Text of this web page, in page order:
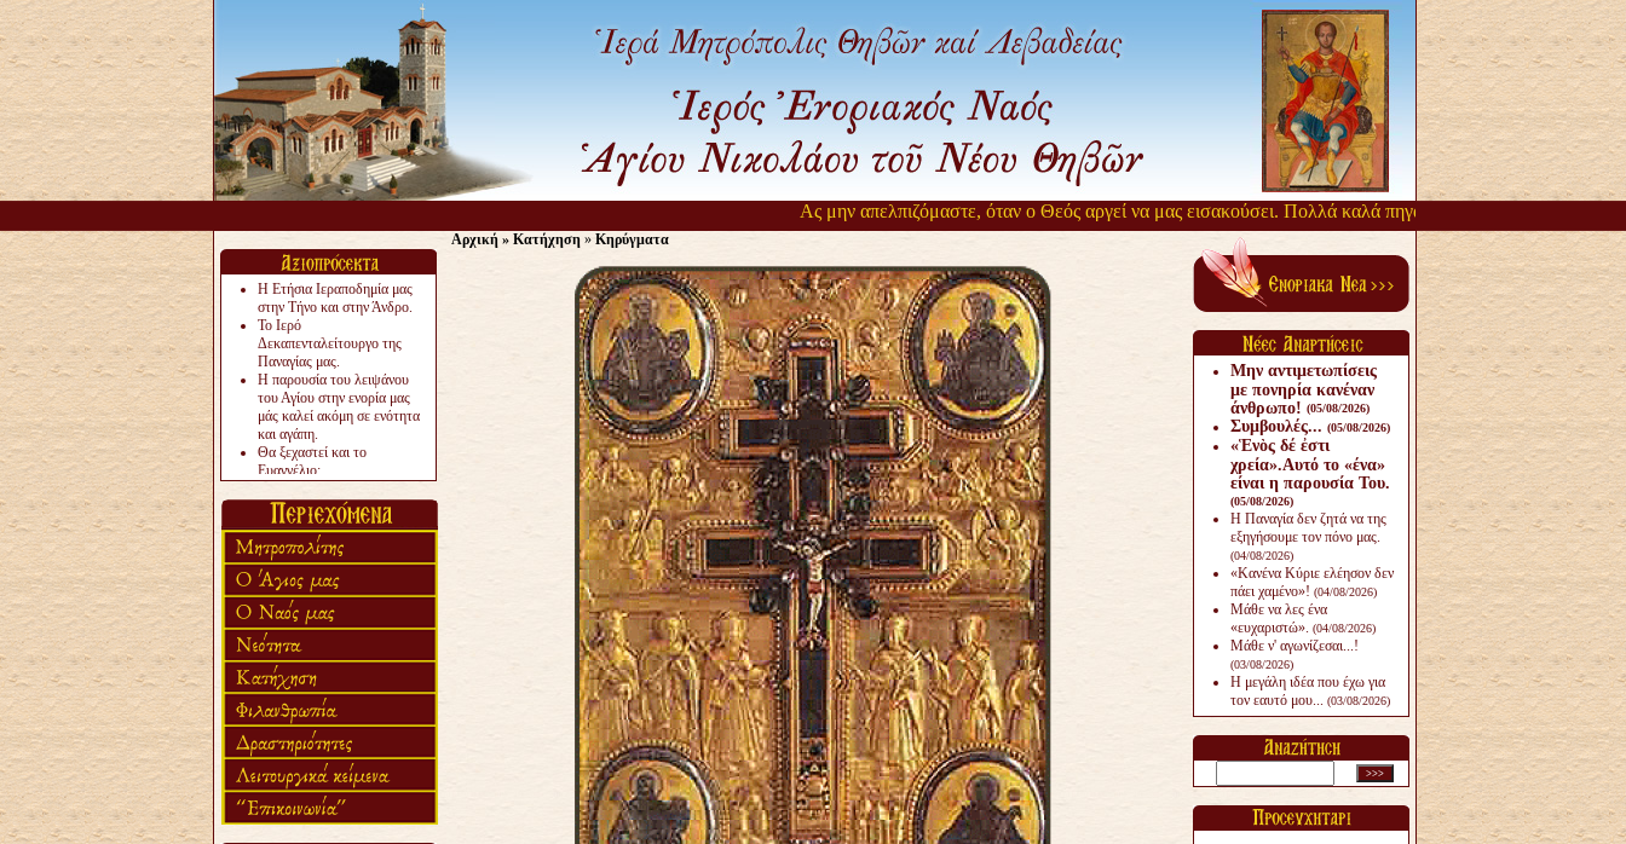
Ας μην απελπιζόμαστε, όταν ο Θεός αργεί να μας εισακούσει. Πολλά καλά πηγάζουν, από την αργοπορία
Η Ετήσια Ιεραποδημία μας
στην Τήνο και στην Άνδρο.
Το Ιερό
Δεκαπενταλείτουργο της
Παναγίας μας.
Η παρουσία του λειψάνου
του Αγίου στην ενορία μας
μάς καλεί ακόμη σε ενότητα
και αγάπη.
Θα ξεχαστεί και το
Ευαγγέλιο;
«πολύ αργά».
Ζητείται....
Αρχική» Κατήχηση» Κηρύγματα
Μην αντιμετωπίσεις
με πονηρία κανέναν
άνθρω­πο! (05/08/2026)
Συμβουλές... (05/08/2026)
«Ἑνὸς δέ ἐστι
χρεία».Αυτό το «ένα»
είναι η παρουσία Του.
(05/08/2026)
Η Παναγία δεν ζητά να της
εξηγήσουμε τον πόνο μας.
(04/08/2026)
«Κανένα Κύριε ελέησον δεν
πάει χαμένο»! (04/08/2026)
Μάθε να λες ένα
«ευχαριστώ». (04/08/2026)
Μάθε ν' αγωνίζεσαι...!
(03/08/2026)
Η μεγάλη ιδέα που έχω για
τον εαυτό μου... (03/08/2026)